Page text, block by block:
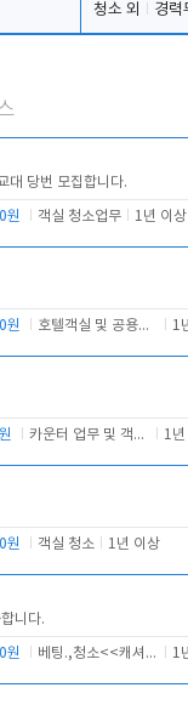
청소 외
경력
대 당번 모집합니다.
원 객실 청소업무 1년 이상
원 호텔객실 및 공용시설 청소 관리 1
카운터 업무 및 객실관리(청소상태 확인, 객실판매) 1
원 객실 청소 1년 이상
니다.
원 베팅.,청소<<캐셔 모셔봅니다. 1